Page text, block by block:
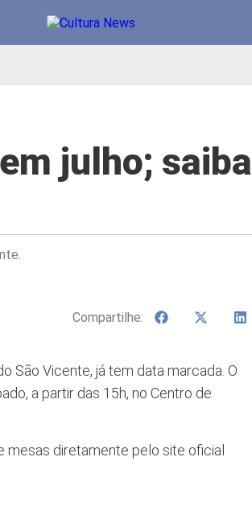
julho; saiba
Compartilhe:
São Vicente, já tem data marcada. O
a partir das 15h, no Centro de
mesas diretamente pelo site oficial